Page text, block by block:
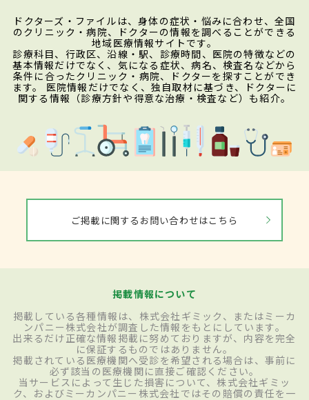
ドクターズ・ファイルは、身体の症状・悩みに合わせ、全国
のクリニック・病院、ドクターの情報を調べることができる
地域医療情報サイトです。
診療科目、行政区、沿線・駅、診療時間、医院の特徴などの
基本情報だけでなく、気になる症状、病名、検査名などから
条件に合ったクリニック・病院、ドクターを探すことができ
ます。 医院情報だけでなく、独自取材に基づき、ドクターに
関する情報（診療方針や得意な治療・検査など）も紹介。
ご掲載に関するお問い合わせはこちら
掲載情報について
掲載している各種情報は、株式会社ギミック、またはミーカ
ンパニー株式会社が調査した情報をもとにしています。
出来るだけ正確な情報掲載に努めておりますが、内容を完全
に保証するものではありません。
掲載されている医療機関へ受診を希望される場合は、事前に
必ず該当の医療機関に直接ご確認ください。
当サービスによって生じた損害について、株式会社ギミッ
ク、およびミーカンパニー株式会社ではその賠償の責任を一